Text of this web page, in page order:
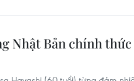
Nhật Bản chính